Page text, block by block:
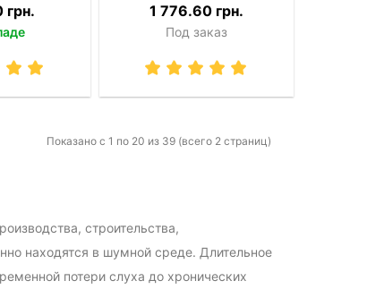
грн. 1 776.60 грн.
Под заказ
Показано с 1 по 20 из 39 (всего 2 страниц)
строительства,
находятся в шумной среде. Длительное
потери слуха до хронических